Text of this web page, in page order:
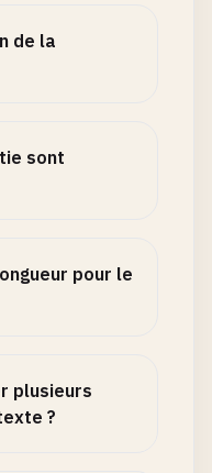
de la
sont
pour le
plusieurs
?